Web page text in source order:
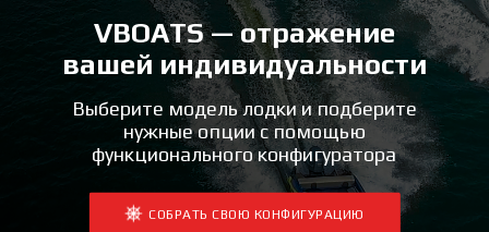
VBOATS — отражение
вашей индивидуальности
Выберите модель лодки и подберите
нужные опции с помощью
функционального конфигуратора
СОБРАТЬ СВОЮ КОНФИГУРАЦИЮ